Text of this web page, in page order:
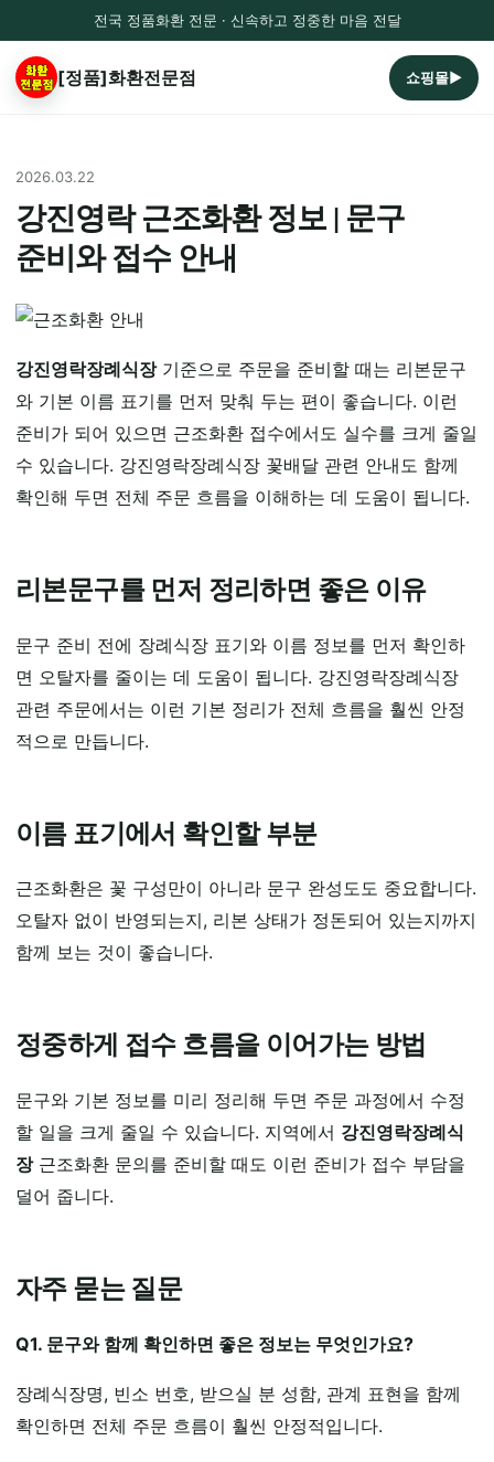
전국 정품화환 전문 · 신속하고 정중한 마음 전달
[정품]화환전문점 쇼핑몰▶
2026.03.22
강진영락 근조화환 정보 | 문구
준비와 접수 안내
강진영락장례식장기준으로 주문을 준비할 때는 리본문구
와 기본 이름 표기를 먼저 맞춰 두는 편이 좋습니다. 이런
준비가 되어 있으면 근조화환 접수에서도 실수를 크게 줄일
수 있습니다. 강진영락장례식장 꽃배달 관련 안내도 함께
확인해 두면 전체 주문 흐름을 이해하는 데 도움이 됩니다.
리본문구를 먼저 정리하면 좋은 이유
문구 준비 전에 장례식장 표기와 이름 정보를 먼저 확인하
면 오탈자를 줄이는 데 도움이 됩니다. 강진영락장례식장
관련 주문에서는 이런 기본 정리가 전체 흐름을 훨씬 안정
적으로 만듭니다.
이름 표기에서 확인할 부분
근조화환은 꽃 구성만이 아니라 문구 완성도도 중요합니다.
오탈자 없이 반영되는지, 리본 상태가 정돈되어 있는지까지
함께 보는 것이 좋습니다.
정중하게 접수 흐름을 이어가는 방법
문구와 기본 정보를 미리 정리해 두면 주문 과정에서 수정
할 일을 크게 줄일 수 있습니다. 지역에서 강진영락장례식
장근조화환 문의를 준비할 때도 이런 준비가 접수 부담을
덜어 줍니다.
자주 묻는 질문
Q1. 문구와 함께 확인하면 좋은 정보는 무엇인가요?
장례식장명, 빈소 번호, 받으실 분 성함, 관계 표현을 함께
확인하면 전체 주문 흐름이 훨씬 안정적입니다.